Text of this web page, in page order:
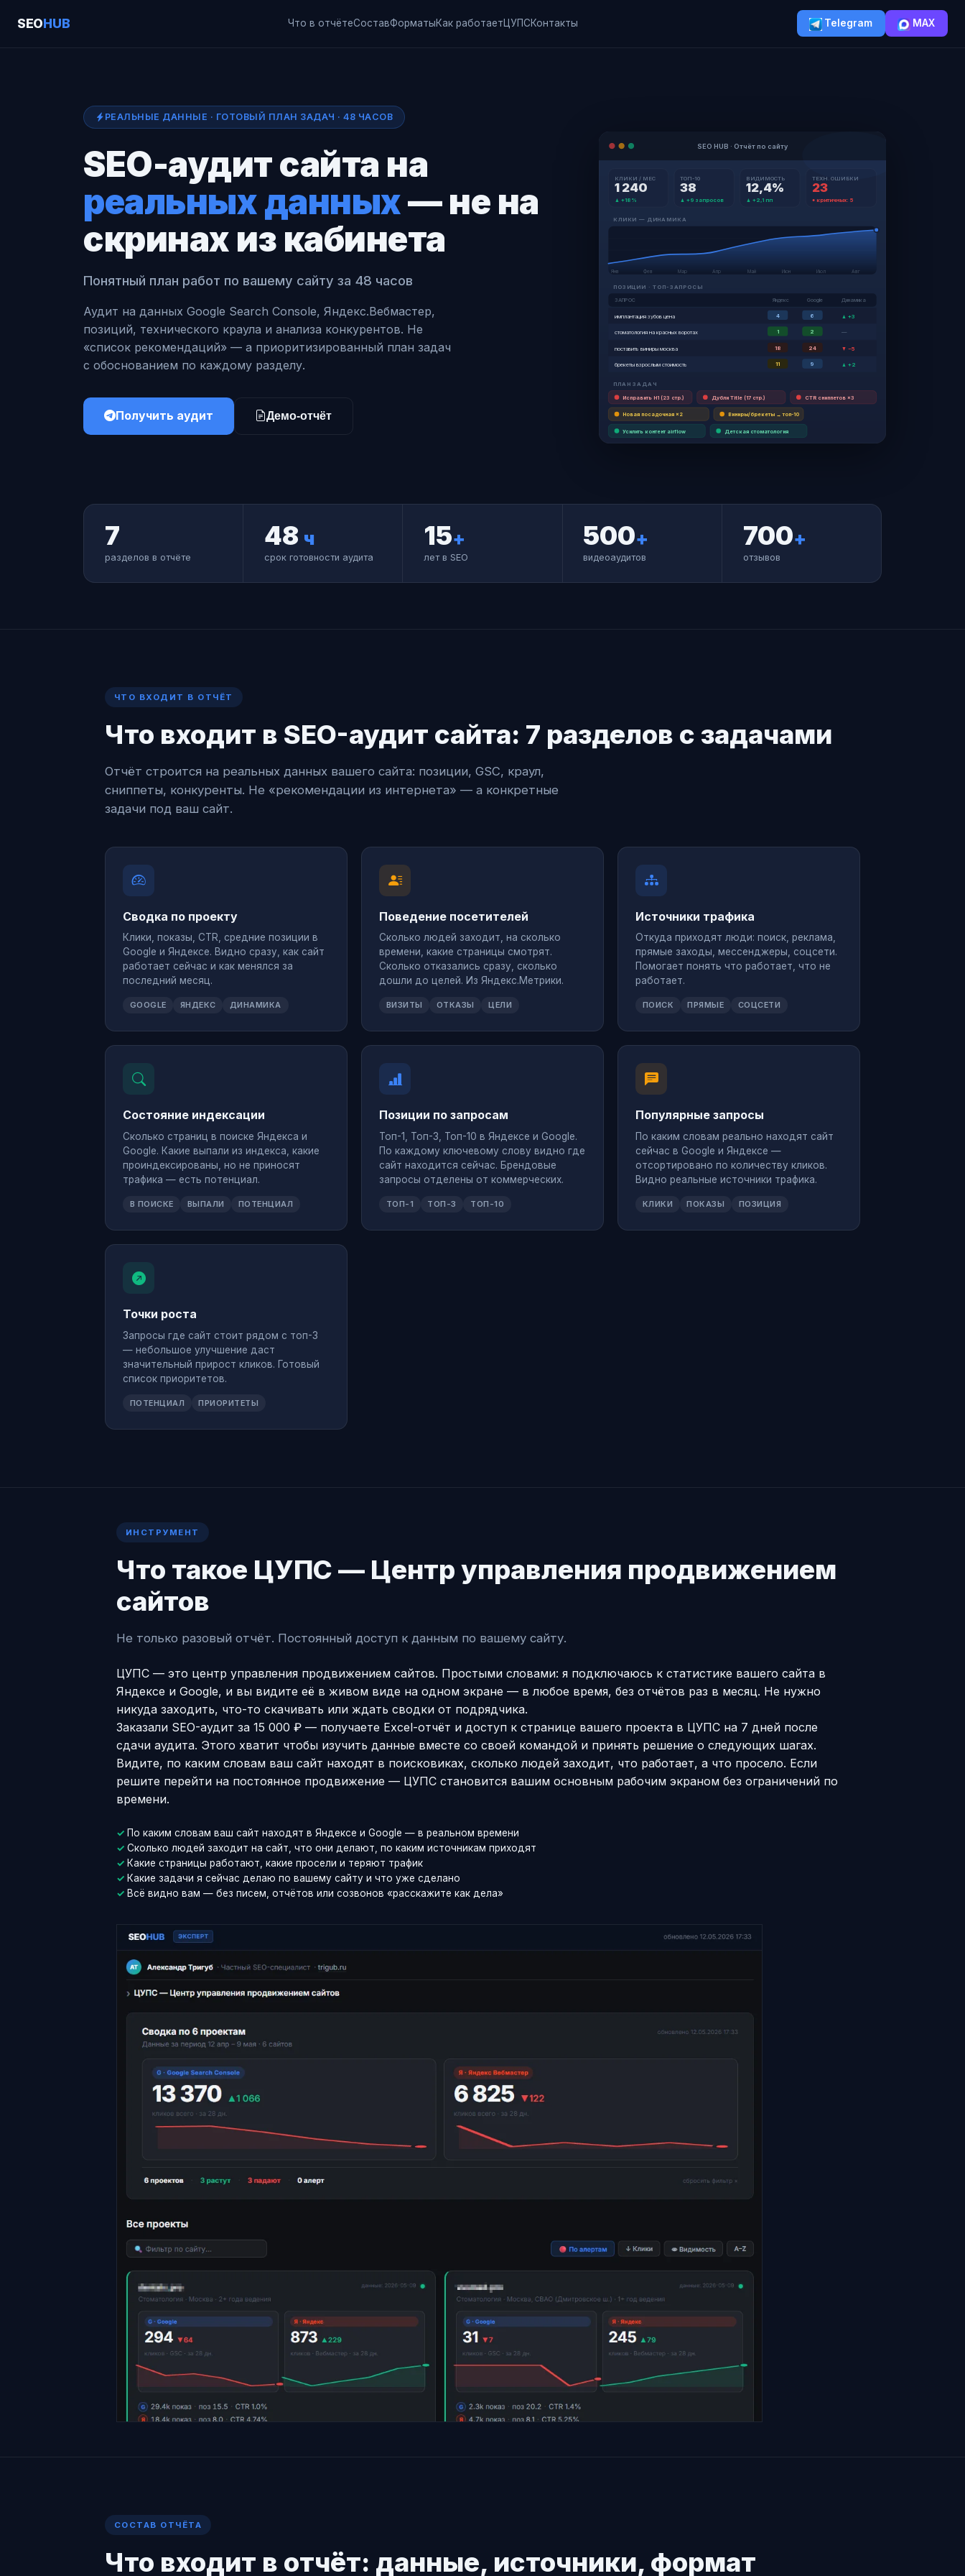
SEOHUB Что в отчётеСоставФорматыКак работаетЦУПСКонтакты Telegram MAX
РЕАЛЬНЫЕ ДАННЫЕ · ГОТОВЫЙ ПЛАН ЗАДАЧ · 48 ЧАСОВ
SEO-аудит сайта на
реальных данных— не на
скринах из кабинета
Понятный план работ по вашему сайту за 48 часов
Аудит на данных Google Search Console, Яндекс.Вебмастер,
позиций, технического краула и анализа конкурентов. Не
«список рекомендаций» — а приоритизированный план задач
с обоснованием по каждому разделу.
Получить аудит Демо-отчёт
SEO HUB · Отчёт по сайту
КЛИКИ / МЕС
1 240
▲ +18%
ТОП-10
38
▲ +9 запросов
ВИДИМОСТЬ
12,4%
▲ +2,1 пп
ТЕХН. ОШИБКИ
23
● критичных: 5
КЛИКИ — ДИНАМИКА
Янв Фев Мар Апр Май Июн Июл Авг
ПОЗИЦИИ · ТОП-ЗАПРОСЫ
ЗАПРОС Яндекс Google Динамика
имплантация зубов цена 4 6 ▲ +3
стоматология на красных воротах 1 2 —
поставить виниры москва 18 24 ▼ −5
брекеты взрослым стоимость 11 9 ▲ +2
ПЛАН ЗАДАЧ
Исправить H1 (23 стр.) Дубли Title (17 стр.) CTR сниппетов ×3
Новая посадочная ×2 Виниры/брекеты → топ-10
Усилить контент airflow Детская стоматология
7
разделов в отчёте
48 ч
срок готовности аудита
15+
лет в SEO
500+
видеоаудитов
700+
отзывов
ЧТО ВХОДИТ В ОТЧЁТ
Что входит в SEO-аудит сайта: 7 разделов с задачами
Отчёт строится на реальных данных вашего сайта: позиции, GSC, краул,
сниппеты, конкуренты. Не «рекомендации из интернета» — а конкретные
задачи под ваш сайт.
Сводка по проекту
Клики, показы, CTR, средние позиции в
Google и Яндексе. Видно сразу, как сайт
работает сейчас и как менялся за
последний месяц.
GOOGLE ЯНДЕКС ДИНАМИКА
Поведение посетителей
Сколько людей заходит, на сколько
времени, какие страницы смотрят.
Сколько отказались сразу, сколько
дошли до целей. Из Яндекс.Метрики.
ВИЗИТЫ ОТКАЗЫ ЦЕЛИ
Источники трафика
Откуда приходят люди: поиск, реклама,
прямые заходы, мессенджеры, соцсети.
Помогает понять что работает, что не
работает.
ПОИСК ПРЯМЫЕ СОЦСЕТИ
Состояние индексации
Сколько страниц в поиске Яндекса и
Google. Какие выпали из индекса, какие
проиндексированы, но не приносят
трафика — есть потенциал.
В ПОИСКЕ ВЫПАЛИ ПОТЕНЦИАЛ
Позиции по запросам
Топ-1, Топ-3, Топ-10 в Яндексе и Google.
По каждому ключевому слову видно где
сайт находится сейчас. Брендовые
запросы отделены от коммерческих.
ТОП-1 ТОП-3 ТОП-10
Популярные запросы
По каким словам реально находят сайт
сейчас в Google и Яндексе —
отсортировано по количеству кликов.
Видно реальные источники трафика.
КЛИКИ ПОКАЗЫ ПОЗИЦИЯ
Точки роста
Запросы где сайт стоит рядом с топ-3
— небольшое улучшение даст
значительный прирост кликов. Готовый
список приоритетов.
ПОТЕНЦИАЛ ПРИОРИТЕТЫ
ИНСТРУМЕНТ
Что такое ЦУПС — Центр управления продвижением
сайтов
Не только разовый отчёт. Постоянный доступ к данным по вашему сайту.
ЦУПС — это центр управления продвижением сайтов. Простыми словами: я подключаюсь к статистике вашего сайта в
Яндексе и Google, и вы видите её в живом виде на одном экране — в любое время, без отчётов раз в месяц. Не нужно
никуда заходить, что-то скачивать или ждать сводки от подрядчика.
Заказали SEO-аудит за 15 000 ₽ — получаете Excel-отчёт и доступ к странице вашего проекта в ЦУПС на 7 дней после
сдачи аудита. Этого хватит чтобы изучить данные вместе со своей командой и принять решение о следующих шагах.
Видите, по каким словам ваш сайт находят в поисковиках, сколько людей заходит, что работает, а что просело. Если
решите перейти на постоянное продвижение — ЦУПС становится вашим основным рабочим экраном без ограничений по
времени.
По каким словам ваш сайт находят в Яндексе и Google — в реальном времени
Сколько людей заходит на сайт, что они делают, по каким источникам приходят
Какие страницы работают, какие просели и теряют трафик
Какие задачи я сейчас делаю по вашему сайту и что уже сделано
Всё видно вам — без писем, отчётов или созвонов «расскажите как дела»
СОСТАВ ОТЧЁТА
Что входит в отчёт: данные, источники, формат